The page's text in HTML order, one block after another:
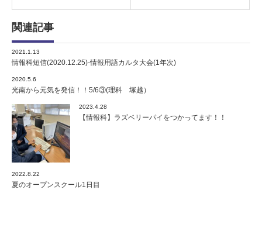
関連記事
2021.1.13
情報科短信(2020.12.25)-情報用語カルタ大会(1年次)
2020.5.6
光南から元気を発信！！5/6③(理科 塚越）
2023.4.28
【情報科】ラズベリーパイをつかってます！！
2022.8.22
夏のオープンスクール1日目